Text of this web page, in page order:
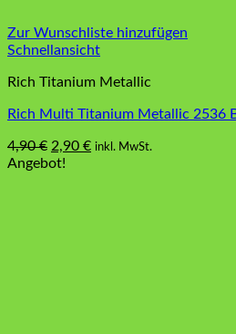
Zur Wunschliste hinzufügen
Schnellansicht
Rich Titanium Metallic
Rich Multi Titanium Metallic 2536
4,90€ Ursprünglicher
Preis
2,90 €Aktueller
inkl. MwSt.
Angebot!